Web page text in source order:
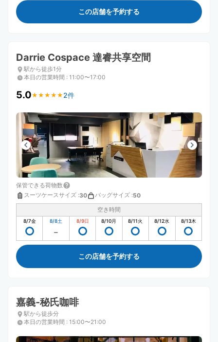
この店舗を予約する
Darrie Cospace 達睿共享空間
駅から徒歩1分
本日の営業時間 : 11:00〜17:00
5.0★ ★ ★ ★ ★
★ ★ ★ ★ ★ 2件
保管できる荷物数
スーツケースサイズ :30 バッグサイズ :50
空き時間
8/7金 8/8土 8/9日 8/10月 8/11火 8/12水 8/13木
この店舗を予約する
嘉義-秘氏咖啡
駅から徒歩分
本日の営業時間 : 15:00〜21:00